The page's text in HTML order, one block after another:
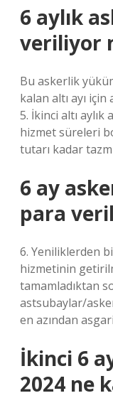
6 aylık
veriliyor
Bu askerlik
kalan altı ayı
5. İkinci altı
hizmet süreleri
tutarı kadar
6 ay
para
6. Yeniliklerden
hizmetinin
tamamladıktan
astsubaylar/
en azından
İkinci 6
2024 ne